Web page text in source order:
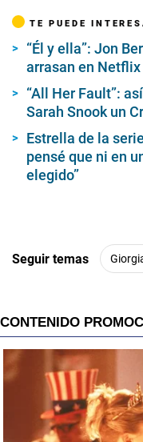
TE PUEDE
“Él y ella”: Jon
arrasan en
“All Her Fault”:
Sarah Snook un
Estrella de la
pensé que ni en
elegido”
Seguir temas